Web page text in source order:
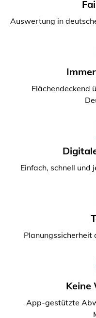
Auswertung in
Flächendeckend
Einfach, schnell und
Planungssicherheit
Keine
App-gestützte